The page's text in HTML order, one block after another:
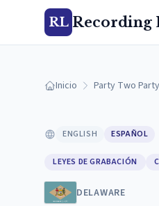
RL Recording
Inicio Party Two
ENGLISH ESPAÑOL
LEYES DE GRABACIÓN
DELAWARE